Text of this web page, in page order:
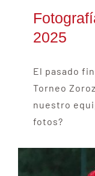
2025
El pasado
Torneo
nuestro
fotos?